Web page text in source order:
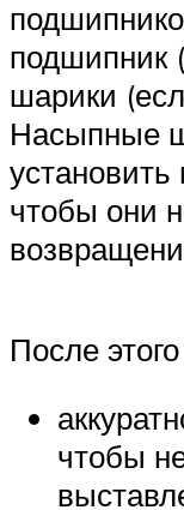
подшипник
шарики
Насыпные
установить
чтобы они
После
чтобы